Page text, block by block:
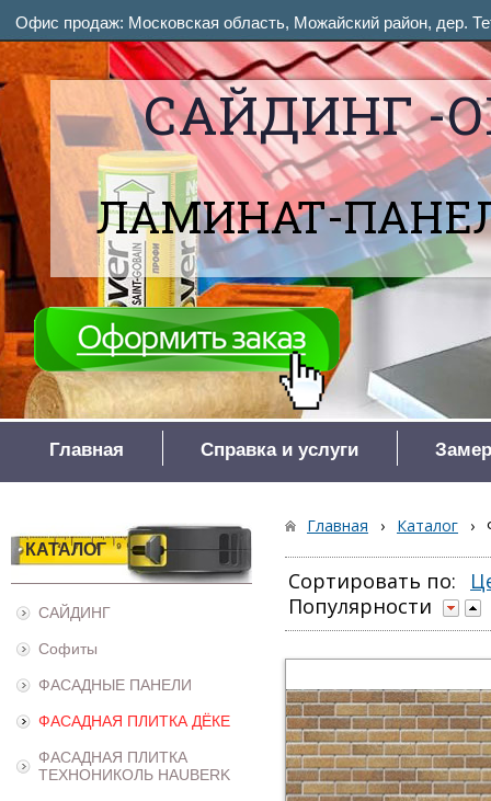
САЙДИНГ -
ЛАМИНАТ-
Офис продаж: Московская область, Можайский район, дер.
Главная Справка и услуги
КАТАЛОГ
САЙДИНГ
Софиты
ФАСАДНЫЕ ПАНЕЛИ
ФАСАДНАЯ ПЛИТКА ДЁКЕ
ФАСАДНАЯ ПЛИТКА
ТЕХНОНИКОЛЬ HAUBERK
Главная › Каталог ›
Сортировать по:
Популярности